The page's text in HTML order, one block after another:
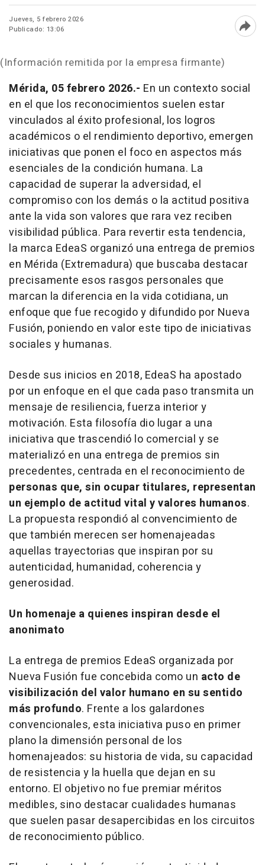
Jueves, 5 febrero 2026
Publicado: 13:06
(Información remitida por la empresa firmante)
Mérida, 05 febrero 2026.- En un contexto social
en el que los reconocimientos suelen estar
vinculados al éxito profesional, los logros
académicos o el rendimiento deportivo, emergen
iniciativas que ponen el foco en aspectos más
esenciales de la condición humana. La
capacidad de superar la adversidad, el
compromiso con los demás o la actitud positiva
ante la vida son valores que rara vez reciben
visibilidad pública. Para revertir esta tendencia,
la marca EdeaS organizó una entrega de premios
en Mérida (Extremadura) que buscaba destacar
precisamente esos rasgos personales que
marcan la diferencia en la vida cotidiana, un
enfoque que fue recogido y difundido por Nueva
Fusión, poniendo en valor este tipo de iniciativas
sociales y humanas.
Desde sus inicios en 2018, EdeaS ha apostado
por un enfoque en el que cada paso transmita un
mensaje de resiliencia, fuerza interior y
motivación. Esta filosofía dio lugar a una
iniciativa que trascendió lo comercial y se
materializó en una entrega de premios sin
precedentes, centrada en el reconocimiento de
personas que, sin ocupar titulares, representan
un ejemplo de actitud vital y valores humanos.
La propuesta respondió al convencimiento de
que también merecen ser homenajeadas
aquellas trayectorias que inspiran por su
autenticidad, humanidad, coherencia y
generosidad.
Un homenaje a quienes inspiran desde el
anonimato
La entrega de premios EdeaS organizada por
Nueva Fusión fue concebida como un acto de
visibilización del valor humano en su sentido
más profundo. Frente a los galardones
convencionales, esta iniciativa puso en primer
plano la dimensión personal de los
homenajeados: su historia de vida, su capacidad
de resistencia y la huella que dejan en su
entorno. El objetivo no fue premiar méritos
medibles, sino destacar cualidades humanas
que suelen pasar desapercibidas en los circuitos
de reconocimiento público.